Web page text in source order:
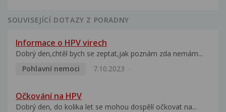
SOUVISEJÍCÍ DOTAZY Z PORADNY
Informace o HPV virech
Dobrý den,chtěl bych se zeptat,jak poznám zda nemám...
Pohlavní nemoci
7.10.2023
Očkování na HPV
Dobrý den, do kolika let se mohou dospělí očkovat na...